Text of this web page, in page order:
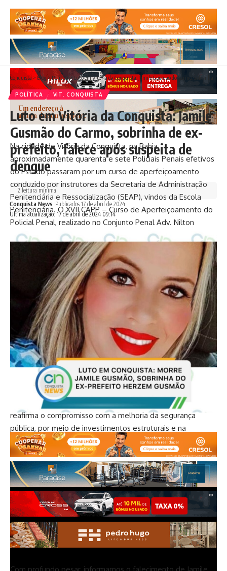
Na cidade de Vitória da Conquista, na Bahia,
aproximadamente quarenta e sete Policiais Penais efetivos
do Estado passaram por um curso de aperfeiçoamento
conduzido por instrutores da Secretaria de Administração
Penitenciária e Ressocialização (SEAP), vindos da Escola
Penitenciária. O XVII CAPP – Curso de Aperfeiçoamento do
Policial Penal, realizado no Conjunto Penal Adv. Nilton
Gonçalves (CPANG), capacitou os servidores em diversos
aspectos, incluindo o manuseio seguro e adequado de
armamentos institucionais como pistolas, carabinas, CTT,
espingardas calibre 12, e o uso de instrumentos de menor
potencial ofensivo (IMPO). Paralelamente, os Policiais
Penais foram treinados em uma oficina de armamento
GLOCK.
A realização do XVII CAPP no CPANG marca um avanço
significativo na capacitação dos Policiais Penais, com o
objetivo de assegurar o funcionamento eficaz do sistema
prisional e o respeito aos Direitos Humanos. Esta iniciativa,
promovida pelo Governo do Estado da Bahia por meio da
SEAP, através da Superintendência de Gestão Prisional,
reafirma o compromisso com a melhoria da segurança
pública, por meio de investimentos estruturais e na
qualificação dos Policiais Penais.
Conquista > Blog> Política>Luto em Vitória da Conquista: Jamile Gusmão do Carmo, sobrinha de ex-prefeito, falece após suspeita de dengue
POLÍTICA VIT. CONQUISTA
Luto em Vitória da Conquista: Jamile
Gusmão do Carmo, sobrinha de ex-
prefeito, falece após suspeita de
dengue
Ultima atualização: 17 de abril de 2024 09:14
Conquista News Publicados 17 de abril de 2024
2 leitura mínima
Com profundo pesar, informamos o falecimento de Jamile